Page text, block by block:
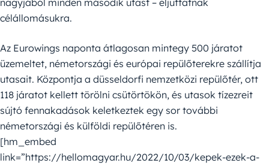
nagyjából minden második utast – eljuttatnak
célállomásukra.
Az Eurowings naponta átlagosan mintegy 500 járatot
üzemeltet, németországi és európai repülőterekre szállítja
utasait. Központja a düsseldorfi nemzetközi repülőtér, ott
118 járatot kellett törölni csütörtökön, és utasok tízezreit
sújtó fennakadások keletkeztek egy sor további
németországi és külföldi repülőtéren is.
[hm_embed
link=”https://hellomagyar.hu/2022/10/03/kepek-ezek-a-